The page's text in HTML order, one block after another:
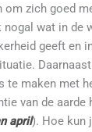
om zich goed
nogal wat in de
geeft en
te maken met
van de aarde
april). Hoe kun